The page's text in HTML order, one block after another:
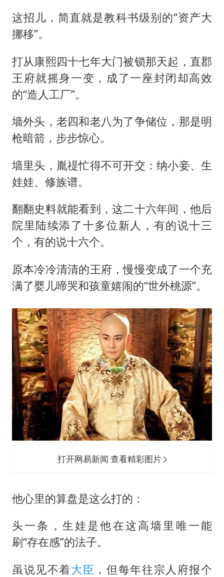
这招儿，简直就是教科书级别的“资产大
挪移”。
打从康熙四十七年大门被锁那天起，直郡
王府就摇身一变，成了一座封闭却高效
的“造人工厂”。
墙外头，老四和老八为了争储位，那是明
枪暗箭，步步惊心。
墙里头，胤禔忙得不可开交：纳小妾、生
娃娃、修族谱。
翻翻史料就能看到，这二十六年间，他后
院里陆续添了十多位新人，有的说十三
个，有的说十六个。
原本冷冷清清的王府，慢慢变成了一个充
满了婴儿啼哭和孩童嬉闹的“世外桃源”。
打开网易新闻 查看精彩图片
他心里的算盘是这么打的：
头一条，生娃是他在这高墙里唯一能
刷“存在感”的法子。
虽说见不着大臣 ，但每年往宗人府报个